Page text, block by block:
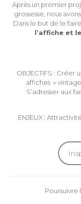
Après un premier
grossesse, nous
Dans le but de le
l’affiche et
OBJECTIFS : Créer
affiches «
S’adresser aux
ENJEUX :
Poursuivre